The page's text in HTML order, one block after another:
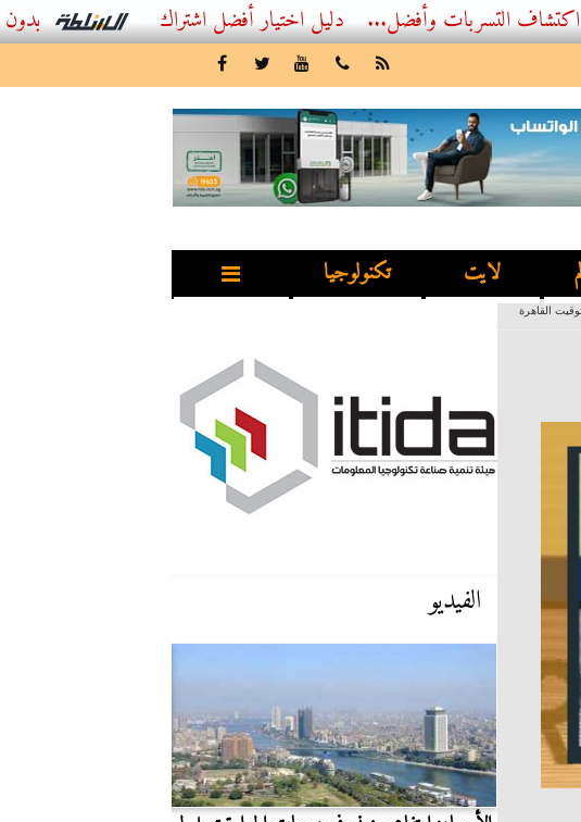
أفضل اشتراك IPTV بدون تقطيع 2026 – دليل المشاهد العصري وأفضل...
لايت تكنولوجيا
القاهرة
الفيديو